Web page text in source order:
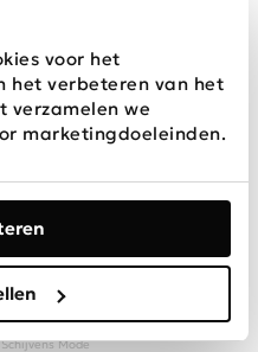
voor het
het verbeteren van het
verzamelen we
marketingdoeleinden.
Mode
Privacy &
Cookies
Disclaimer